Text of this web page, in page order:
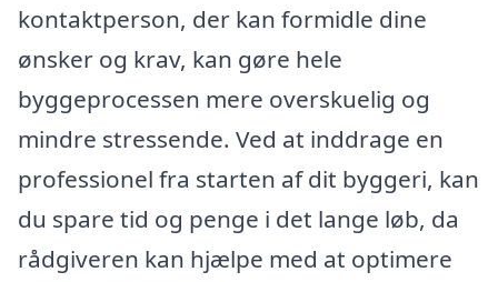
kontaktperson, der kan formidle dine
ønsker og krav, kan gøre hele
byggeprocessen mere overskuelig og
mindre stressende. Ved at inddrage en
professionel fra starten af dit byggeri, kan
du spare tid og penge i det lange løb, da
rådgiveren kan hjælpe med at optimere